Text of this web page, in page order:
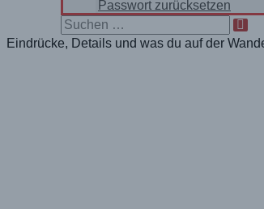
Passwort zurücksetzen
Search
for:
Eindrücke, Details und was du auf der